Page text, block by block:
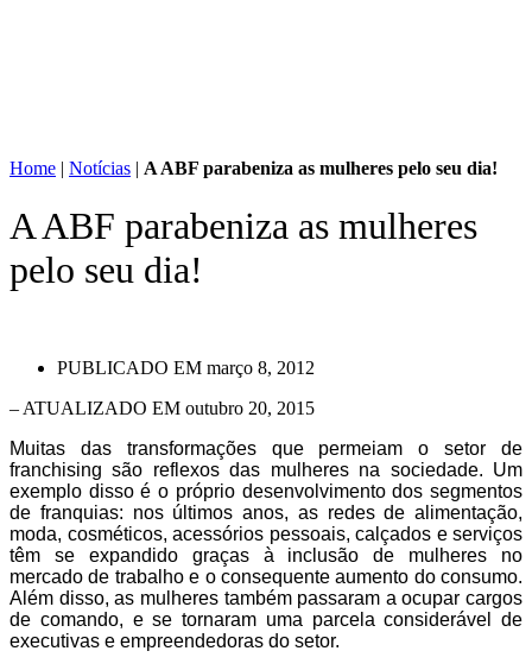
Home | Notícias | A ABF parabeniza as mulheres pelo seu dia!
A ABF parabeniza as mulheres
pelo seu dia!
PUBLICADO EM março 8, 2012
– ATUALIZADO EM outubro 20, 2015
Muitas das transformações que permeiam o setor de
franchising são reflexos das mulheres na sociedade. Um
exemplo disso é o próprio desenvolvimento dos segmentos
de franquias: nos últimos anos, as redes de alimentação,
moda, cosméticos, acessórios pessoais, calçados e serviços
têm se expandido graças à inclusão de mulheres no
mercado de trabalho e o consequente aumento do consumo.
Além disso, as mulheres também passaram a ocupar cargos
de comando, e se tornaram uma parcela considerável de
executivas e empreendedoras do setor.